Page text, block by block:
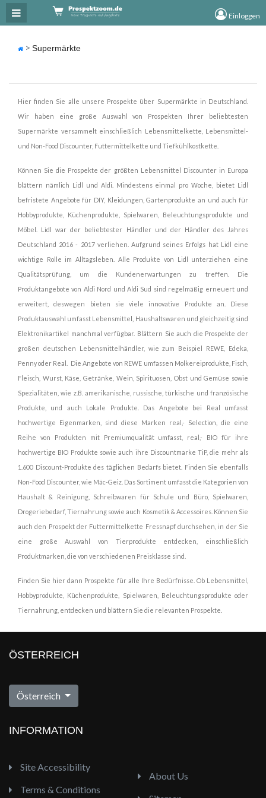
Einloggen
Supermärkte
Hier finden Sie alle unsere Prospekte über Supermärkte in Deutschland.
Wir haben eine große Auswahl von Prospekten Ihrer beliebtesten
Supermärkte versammelt einschließlich Lebensmittelkette, Lebensmittel-
und Non-Food Discounter, Futtermittelkette und Tiefkühlkostkette.
Können Sie die Prospekte der größten Lebensmittel Discounter in Europa
blättern nämlich Lidl und Aldi. Mindestens einmal pro Woche, bietet Lidl
befristete Angebote für DIY, Kleidungen, Gartenprodukte an und auch für
Hobbyprodukte, Küchenprodukte, Spielwaren, Beleuchtungsprodukte und
Möbel. Lidl war der beliebtester Händler und der Händler des Jahres
Deutschland 2016 - 2017 verliehen. Aufgrund seines Erfolgs hat Lidl eine
wichtige Rolle im Alltagsleben. Alle Produkte von Lidl unterziehen eine
Qualitätsprüfung, um die Kundenerwartungen zu treffen. Die
Produktangebote von Aldi Nord und Aldi Sud sind regelmäßig erneuert und
erweitert, deswegen bieten sie viele innovative Produkte an. Diese
Produktauswahl umfasst Lebensmittel, Haushaltswaren und gleichzeitig sind
Elektronikartikel manchmal verfügbar. Blättern Sie auch die Prospekte der
großen deutschen Lebensmittelhändler, wie zum Beispiel REWE, Edeka,
Penny oder Real. Die Angebote von REWE umfassen Molkereiprodukte, Fisch,
Fleisch, Wurst, Käse, Getränke, Wein, Spirituosen, Obst und Gemüse sowie
Spezialitäten, wie z.B. amerikanische, russische, türkische und französische
Produkte, und auch Lokale Produkte. Das Angebote bei Real umfasst
hochwertige Eigenmarken, sind diese Marken real,- Selection, die eine
Reihe von Produkten mit Premiumqualität umfasst, real,- BIO für ihre
hochwertige BIO Produkte sowie auch ihre Discountmarke TiP, die mehr als
1.600 Discount-Produkte des täglichen Bedarfs bietet. Finden Sie ebenfalls
Non-Food Discounter, wie Mäc-Geiz. Das Sortiment umfasst die Kategorien von
Haushalt & Reinigung, Schreibwaren für Schule und Büro, Spielwaren,
Drogeriebedarf, Tiernahrung sowie auch Kosmetik & Accessoires. Können Sie
auch den Prospekt der Futtermittelkette Fressnapf durchsehen, in der Sie
eine große Auswahl von Tierprodukte entdecken, einschließlich
Produktmarken, die von verschiedenen Preisklasse sind.
Finden Sie hier dann Prospekte für alle Ihre Bedürfnisse. Ob Lebensmittel,
Hobbyprodukte, Küchenprodukte, Spielwaren, Beleuchtungsprodukte oder
Tiernahrung, entdecken und blättern Sie die relevanten Prospekte.
ÖSTERREICH
Österreich
INFORMATION
Site Accessibility
Terms & Conditions
About Us